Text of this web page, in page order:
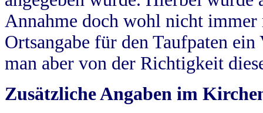
Annahme doch wohl nicht
Ortsangabe für den Taufpaten
man aber von der Richtigkeit
Zusätzliche Angaben im